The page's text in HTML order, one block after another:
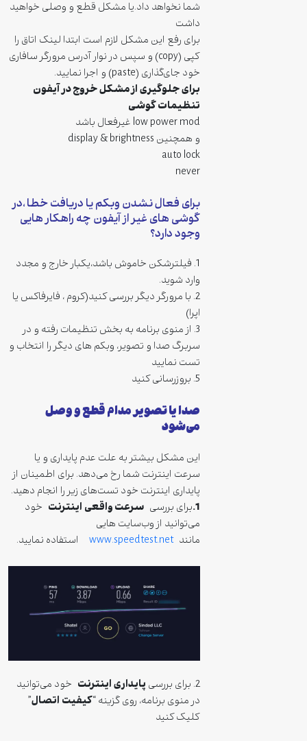
شما نخواهد داد.یا مشکل قطع و وصلی خواهید
داشت
برای رفع این مشکل لازم است ابتدا لینک اتاق را
کپی (copy) و سپس در نوار آدرس مرورگر سافاری
خود جای‌گذاری (paste) و اجرا نمایید.
برای جلوگیری از مشکل خروج در آیفون
تنظیمات گوشی
low power mod غیرفعال باشد
و همچنین display & brightness
auto lock
never
برای فعال نشدن وبکم یا دریافت خطا ،در
گوشی های غیر از آیفون چه راهکار هایی
وجود دارد؟
1. فیلترشکن خاموش باشد،یکبار خارج و مجدد
وارد شوید.
2. با مرورگر دیگر بررسی کنید(کروم ، فایرفاکس یا
اپرا)
3. از منوی برنامه به بخش تنظیمات رفته و در
سربرگ صدا و تصویر، وبکم های دیگر را انتخاب و
تست نمایید
5. بروزرسانی کنید
صدا یا تصویر مدام قطع و وصل
می‌شود
این مشکل بیشتر به علت عدم پایداری و یا
سرعت اینترنت شما رخ می‌دهد. برای اطمینان از
پایداری اینترنت خود تست‌های زیر را انجام دهید.
1. برای بررسی سرعت واقعی اینترنت خود
می‌توانید از وب‌سایت هایی
مانندwww.speedtest.net استفاده نمایید.
2. برای بررسی پایداری اینترنت خود می‌توانید
در منوی برنامه، روی گزینه “کیفیت اتصال”
کلیک کنید